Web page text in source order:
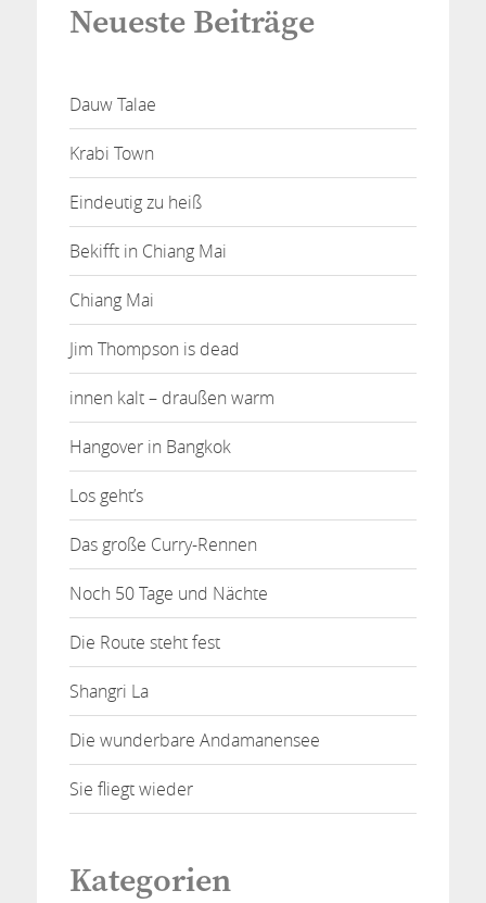
Neueste Beiträge
Dauw Talae
Krabi Town
Eindeutig zu heiß
Bekifft in Chiang Mai
Chiang Mai
Jim Thompson is dead
innen kalt – draußen warm
Hangover in Bangkok
Los geht’s
Das große Curry-Rennen
Noch 50 Tage und Nächte
Die Route steht fest
Shangri La
Die wunderbare Andamanensee
Sie fliegt wieder
Kategorien